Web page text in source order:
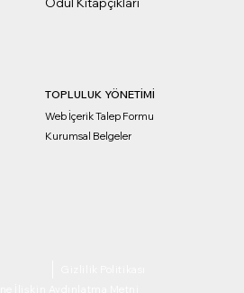
Ödül Kitapçıkları
TOPLULUK YÖNETİMİ
Web İçerik Talep Formu
Kurumsal Belgeler